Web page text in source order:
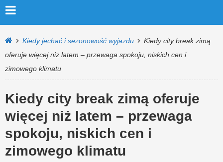
Kiedy jechać i sezonowość wyjazdu
Kiedy city break zimą
oferuje więcej niż latem – przewaga spokoju, niskich cen i
zimowego klimatu
Kiedy city break zimą oferuje
więcej niż latem – przewaga
spokoju, niskich cen i
zimowego klimatu